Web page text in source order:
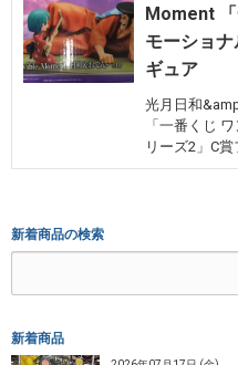
Moment
モーショ
ギュア
光月日和
「一番くじ
リーズ2」C
新着商品の検索
新着商品